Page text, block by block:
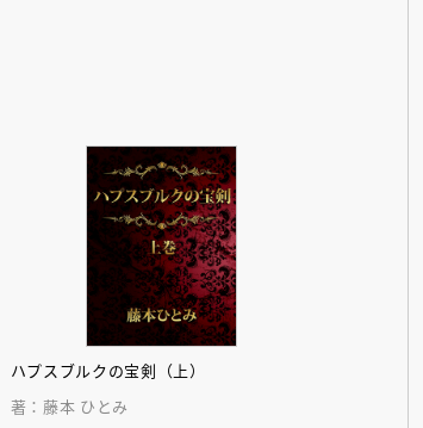
ハプスブルクの宝剣（上）
著：藤本 ひとみ